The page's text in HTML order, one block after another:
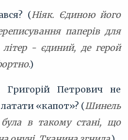
(Ніяк. Єдиною його
паперів для
літер - єдиний, де герой
.)
Петрович не
«капот»? (Шинель
в такому стані, що